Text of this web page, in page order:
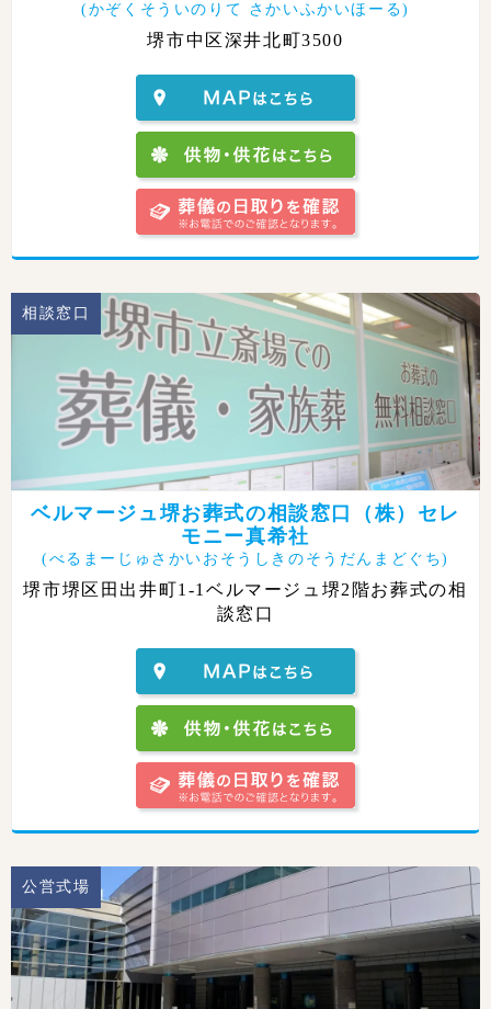
(かぞくそういのりて さかいふかいほーる)
堺市中区深井北町3500
相談窓口
ベルマージュ堺お葬式の相談窓口（株）セレ
モニー真希社
(べるまーじゅさかいおそうしきのそうだんまどぐち)
堺市堺区田出井町1-1ベルマージュ堺2階お葬式の相
談窓口
公営式場